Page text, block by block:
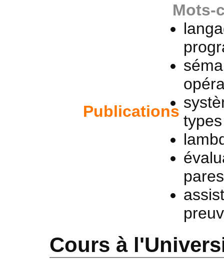
Publications
Mots-
types
Cours à